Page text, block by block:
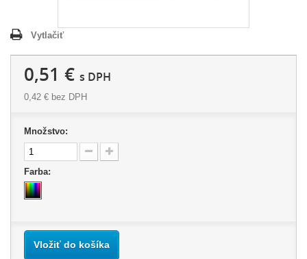
Vytlačiť
0,51 € s DPH
0,42 € bez DPH
Množstvo:
Farba:
Vložiť do košíka